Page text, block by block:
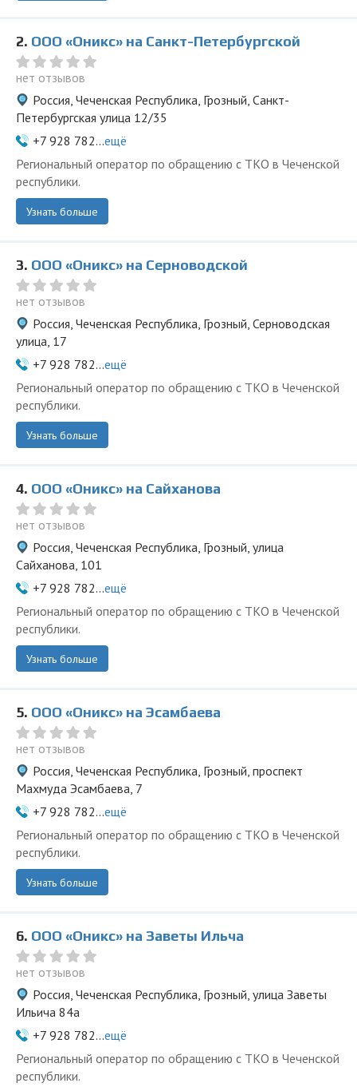
2. ООО «Оникс» на Санкт-Петербургской
нет отзывов
Россия, Чеченская Республика, Грозный, Санкт-
Петербургская улица 12/35
+7 928 782...ещё
Региональный оператор по обращению с ТКО в Чеченской
республики.
Узнать больше
3. ООО «Оникс» на Серноводской
нет отзывов
Россия, Чеченская Республика, Грозный, Серноводская
улица, 17
+7 928 782...ещё
Региональный оператор по обращению с ТКО в Чеченской
республики.
Узнать больше
4. ООО «Оникс» на Сайханова
нет отзывов
Россия, Чеченская Республика, Грозный, улица
Сайханова, 101
+7 928 782...ещё
Региональный оператор по обращению с ТКО в Чеченской
республики.
Узнать больше
5. ООО «Оникс» на Эсамбаева
нет отзывов
Россия, Чеченская Республика, Грозный, проспект
Махмуда Эсамбаева, 7
+7 928 782...ещё
Региональный оператор по обращению с ТКО в Чеченской
республики.
Узнать больше
6. ООО «Оникс» на Заветы Ильча
нет отзывов
Россия, Чеченская Республика, Грозный, улица Заветы
Ильича 84а
+7 928 782...ещё
Региональный оператор по обращению с ТКО в Чеченской
республики.